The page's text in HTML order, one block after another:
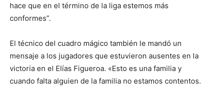
hace que en el término de la liga estemos más
conformes”.
El técnico del cuadro mágico también le mandó un
mensaje a los jugadores que estuvieron ausentes en la
victoria en el Elías Figueroa. «Esto es una familia y
cuando falta alguien de la familia no estamos contentos.